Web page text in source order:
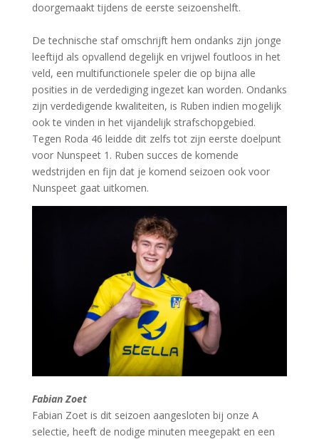
doorgemaakt tijdens de eerste seizoenshelft.
De technische staf omschrijft hem ondanks zijn jonge
leeftijd als opvallend degelijk en vrijwel foutloos in het
veld, een multifunctionele speler die op bijna alle
posities in de verdediging ingezet kan worden. Ondanks
zijn verdedigende kwaliteiten, is Ruben indien mogelijk
ook te vinden in het vijandelijk strafschopgebied.
Tegen Roda 46 leidde dit zelfs tot zijn eerste doelpunt
voor Nunspeet 1. Ruben succes de komende
wedstrijden en fijn dat je komend seizoen ook voor
Nunspeet gaat uitkomen.
Fabian Zoet
Fabian Zoet is dit seizoen aangesloten bij onze A
selectie, heeft de nodige minuten meegepakt en een